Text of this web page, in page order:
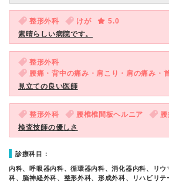
整形外科 けが
5.0
素晴らしい病院です。
整形外科
腰痛・背中の痛み・肩こり・肩の痛み・
見立ての良い医師
整形外科 腰椎椎間板ヘルニア
検査技師の優しさ
診療科目：
内科、呼吸器内科、循環器内科、消化器内科、リ
科、脳神経外科、整形外科、形成外科、リハビリ